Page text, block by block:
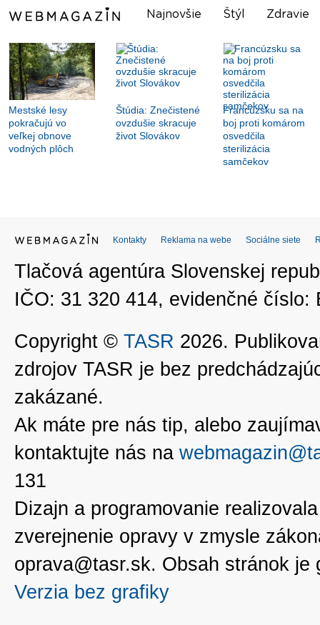
Najnovšie Štýl Zdravie
Mestské lesy
pokračujú vo
veľkej obnove
vodných plôch
Štúdia: Znečistené
ovzdušie skracuje
život Slovákov
Francúzsku sa na
boj proti komárom
osvedčila
sterilizácia
samčekov
Kontakty Reklama na webe Sociálne siete
Tlačová agentúra Slovenskej
IČO: 31 320 414, evidenčné číslo:
Copyright © TASR 2026.
zdrojov TASR je bez
zakázané.
Ak máte pre nás tip, alebo
kontaktujte nás na
131
Dizajn a programovanie
zverejnenie opravy v zmysle
oprava@tasr.sk. Obsah stránok
Verzia bez grafiky